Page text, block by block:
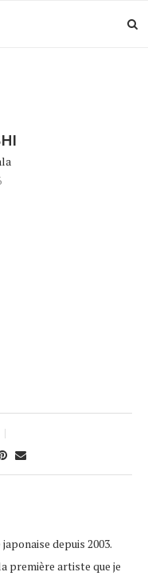
depuis 2003.
première artiste que je